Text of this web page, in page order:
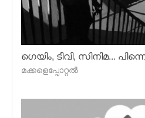
ഗെയിം, ടീവി, സിനിമ...
മക്കളെപ്പോറ്റല്‍